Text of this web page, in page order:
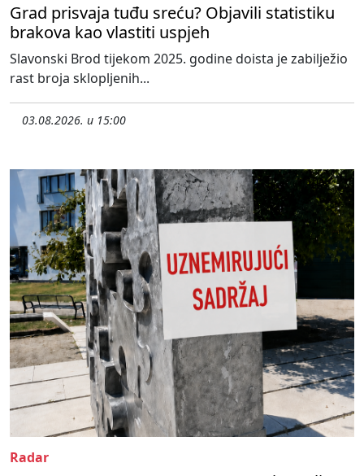
Grad prisvaja tuđu sreću? Objavili statistiku
brakova kao vlastiti uspjeh
Slavonski Brod tijekom 2025. godine doista je zabilježio
rast broja sklopljenih...
03.08.2026. u 15:00
Radar